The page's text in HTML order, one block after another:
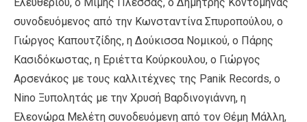
συνοδευόμενος από την Κωνσταντίνα Σπυροπούλου, ο
Γιώργος Καπουτζίδης, η Δούκισσα Νομικού, ο Πάρης
Κασιδόκωστας, η Εριέττα Κούρκουλου, ο Γιώργος
Αρσενάκος με τους καλλιτέχνες της Panik Records, o
Nino Ξυπολητάς με την Χρυσή Βαρδινογιάννη, η
Ελεονώρα Μελέτη συνοδευόμενη από τον Θέμη Μάλλη,